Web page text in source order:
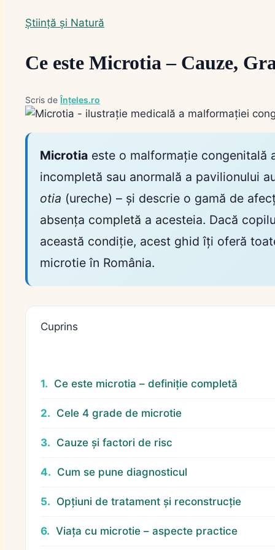
Știință și Natură
Ce este Microtia – Cauze,
Scris de Înțeles.ro
Microtia este o malformație congenitală
incompletă sau anormală a pavilionului
otia (ureche) – și descrie o gamă de
absența completă a acesteia. Dacă
această condiție, acest ghid îți oferă
microtie în România.
Cuprins
Ce este microtia – definiție completă
Cele 4 grade de microtie
Cauze și factori de risc
Cum se pune diagnosticul
Opțiuni de tratament și reconstrucție
Viața cu microtie – aspecte practice